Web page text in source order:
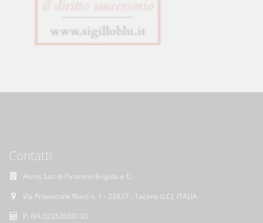
Contatti
Akros Sas di Pirovano Brigida e C.
Via Provinciale Nord n. 1 - 23837 - Taceno (LC), ITALIA
P. IVA 02263080133